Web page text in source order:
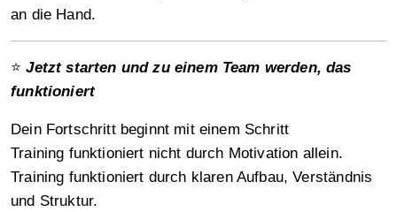
an die Hand.
⭐Jetzt starten und zu einem Team werden, das
funktioniert
Dein Fortschritt beginnt mit einem Schritt
Training funktioniert nicht durch Motivation allein.
Training funktioniert durch klaren Aufbau, Verständnis
und Struktur.